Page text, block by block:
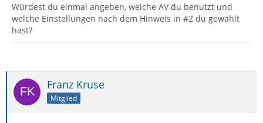
Würdest du einmal angeben, welche AV du benutzt und
welche Einstellungen nach dem Hinweis in #2 du gewählt
hast?
Franz Kruse
Mitglied